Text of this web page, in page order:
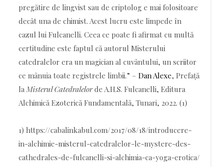
pregătire de lingvist sau de criptolog e mai folositoare
decât una de chimist. Acest lucru este limpede în
cazul lui Fulcanelli. Ceea ce poate fi afirmat cu multă
certitudine este faptul că autorul Misterului
catedralelor era un magician al cuvântului, un scriitor
ce mânuia toate registrele limbii.” – Dan Alexe, Prefață
laMisterul Catedralelorde A.H.S. Fulcanelli, Editura
Alchimică Ezoterică Fundamentală, Tunari, 2022. (1)
1) https://cabalinkabul.com/2017/08/18/introducere-
in-alchimie-misterul-catedralelor-le-mystere-des-
cathedrales-de-fulcanelli-si-alchimia-ca-yoga-erotica/